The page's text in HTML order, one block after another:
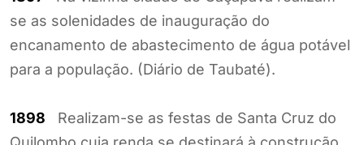
se as solenidades de inauguração do
encanamento de abastecimento de água potável
para a população. (Diário de Taubaté).
1898 Realizam-se as festas de Santa Cruz do